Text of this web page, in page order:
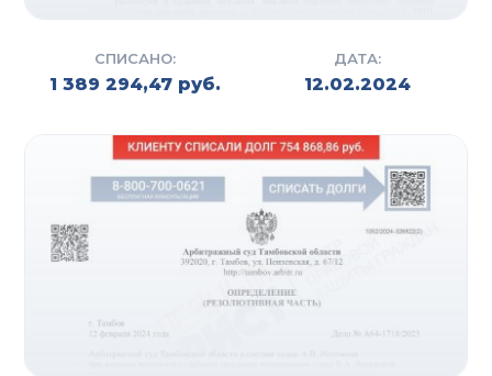
СПИСАНО:
1 389 294,47 руб.
ДАТА:
12.02.2024